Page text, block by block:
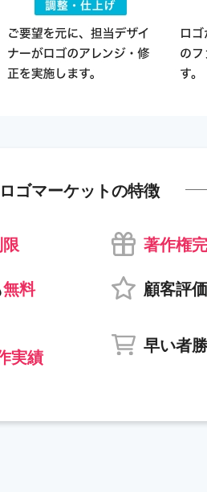
ロゴマーケットの特徴
著作権
無料 顧客評価
実績
早い者